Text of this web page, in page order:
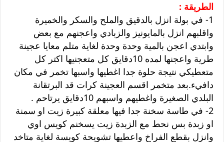
الطريقة :
1- في بولة انزل بالدقيق والملح والسكر والخميرة
واقلبهم انزل بالمايونيز والزبادي واعجنهم مع بعض
وابتدي اعجن بالمية وحدة وحدة لغاية متلم معايا عجينة
طرية واعجنها لمده 10دقايق كل متعجنيها اكتر كل
متعطيكي نتيجة حلوة جدا اغطيها واسبها تخمر في مكان
دافيء.بعد متخمر اقسم العجينة كرات قد البرتقانة
البلدي الصغيرة واغطيهم واسبهم 10دقايق يرتاحم .
2- في طاسة سخنة جدا فيها معلقة كبيرة زيت او سمنة
او زبدة بس نحط مع الزبدة زيت يسخنم كويس اوي
وانزل بقطع الفراخ واعطيها تشويحة كويسة لغاية متاخد